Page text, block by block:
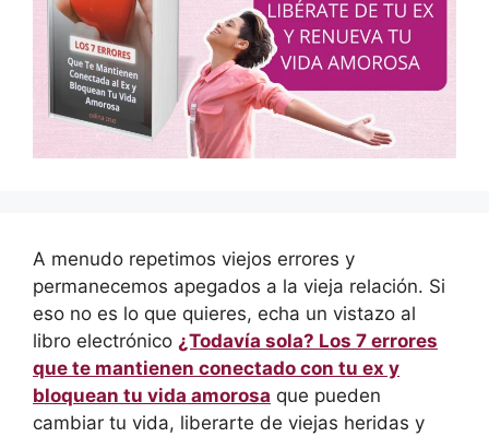
A menudo repetimos viejos errores y
permanecemos apegados a la vieja relación. Si
eso no es lo que quieres, echa un vistazo al
libro electrónico ¿Todavía sola? Los 7 errores
que te mantienen conectado con tu ex y
bloquean tu vida amorosa que pueden
cambiar tu vida, liberarte de viejas heridas y